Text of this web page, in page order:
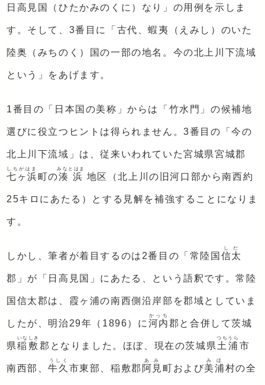
日高見国（ひたかみのくに）なり」の用例を示しま
す。そして、3番目に「古代、蝦夷（えみし）のいた
陸奥（みちのく）国の一部の地名。今の北上川下流域
という」をあげます。
1番目の「日本国の美称」からは「竹水門」の候補地
選びに役立つヒントは得られません。3番目の「今の
北上川下流域」は、従来いわれていた宮城県宮城郡
七ヶ浜
しちがはま
町の湊浜
みなとはま
地区（北上川の旧河口部から南西約
25キロにあたる）とする見解を補強することになりま
す。
しかし、筆者が着目するのは2番目の「常陸国 信太
しだ
郡」が「日高見国」にあたる、という語釈です。常陸
国信太郡は、霞ヶ浦の南西側沿岸部を郡域としていま
したが、明治29年（1896）に 河内
かっち
郡と合併して茨城
県 稲敷
いなしき
郡となりました。ほぼ、現在の茨城県 土浦
つちうら
市
南西部、牛久
うしく
市東部、稲敷郡 阿見
あみ
町および美浦
みほ
村の全